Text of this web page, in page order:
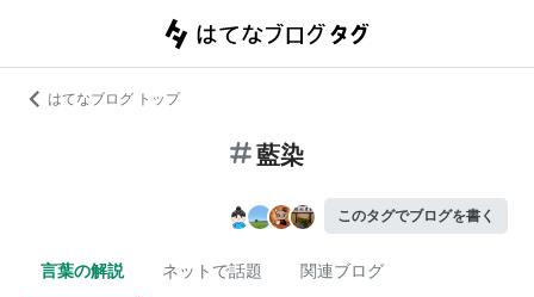
はてなブログ トップ
藍染
このタグでブログを書く
言葉の解説 ネットで話題 関連ブログ